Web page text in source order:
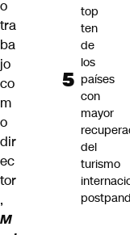
o
tra
ba
jo
co
m
o
dir
ec
tor
,
M
top
ten
de
los
países
con
mayor
del
turismo